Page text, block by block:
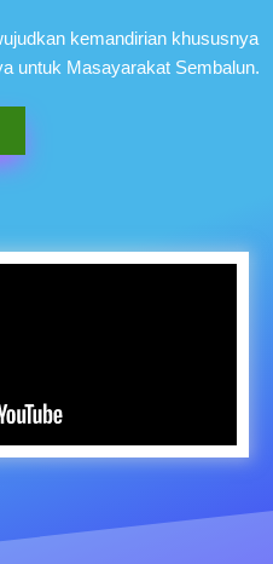
kemandirian khususnya
untuk Masayarakat Sembalun.